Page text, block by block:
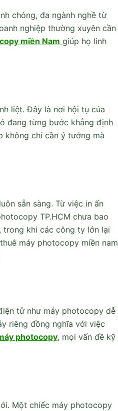
chóng, đa ngành nghề từ
nghiệp thường xuyên cần
miền Nam giúp họ linh
liệt. Đây là nơi hội tụ của
đang từng bước khẳng định
không chỉ cần ý tưởng mà
sẵn sàng. Từ việc in ấn
TP.HCM chưa bao
trong khi các công ty lớn lại
máy photocopy miền nam
tử như máy photocopy dễ
riêng đồng nghĩa với việc
photocopy, mọi vấn đề kỹ
Một chiếc máy photocopy